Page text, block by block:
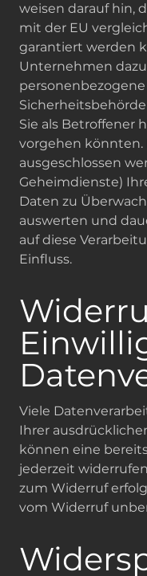
weisen darauf hin,
mit der EU
garantiert werden
Unternehmen
Sie als Betroffener
vorgehen könnten.
ausgeschlossen
Geheimdienste)
Daten zu
auswerten und
auf diese
Einfluss.
Viele
Ihrer
können eine
jederzeit
zum Widerruf
vom Widerruf